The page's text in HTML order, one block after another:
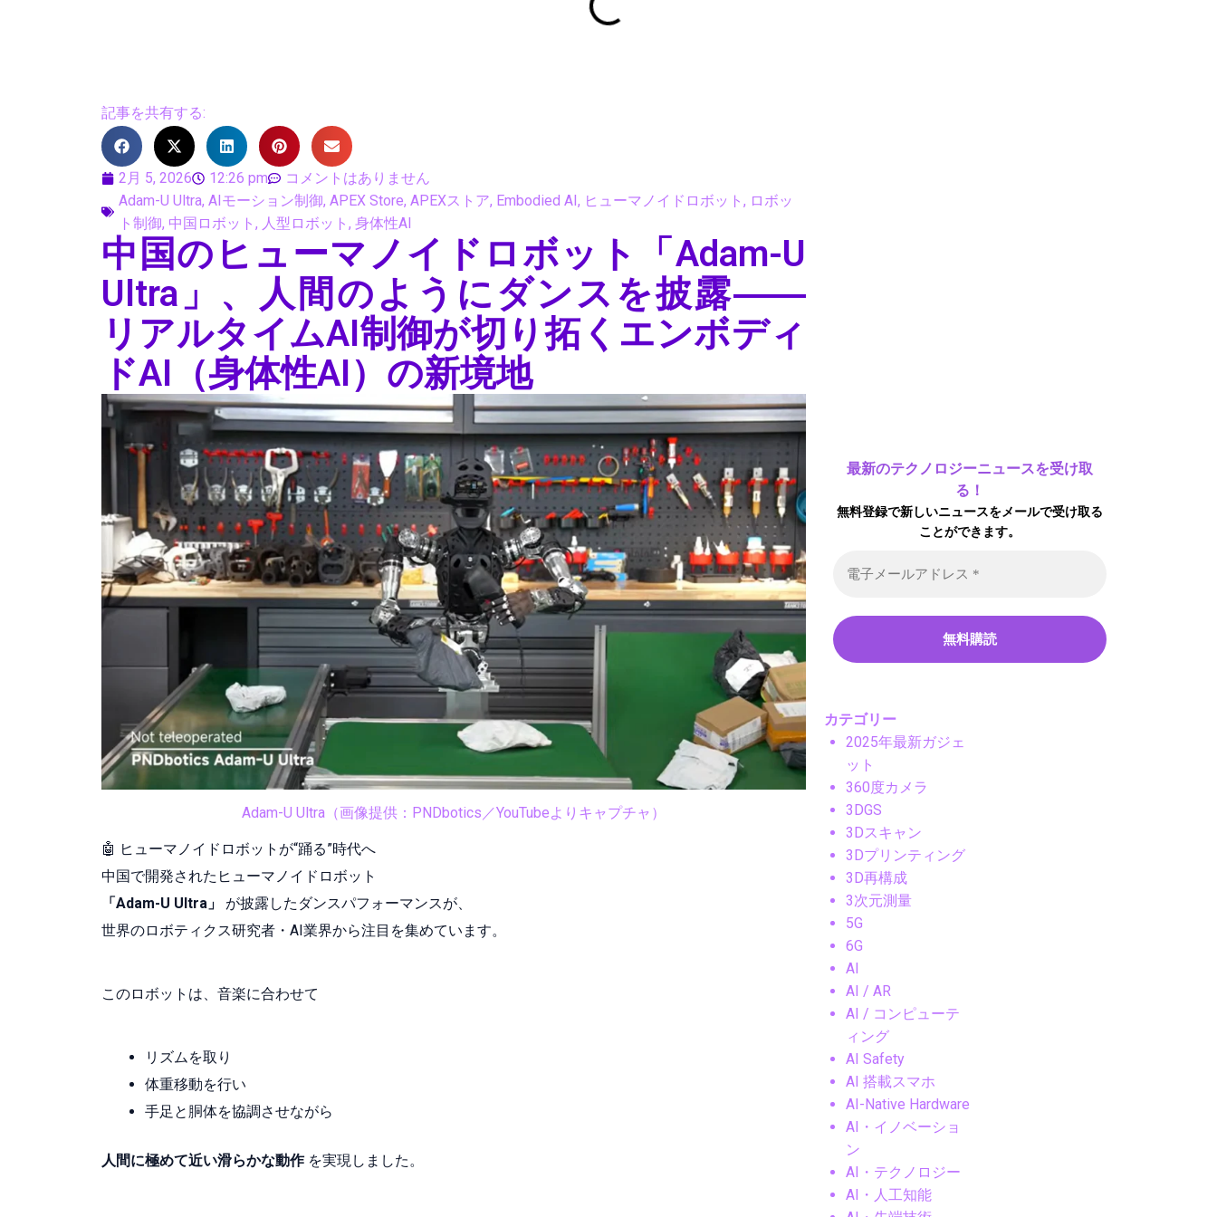
記事を共有する:
2月 5, 2026 12:26 pm
コメントはありません
Adam-U Ultra, AIモーション制御, APEX Store, APEXストア, Embodied AI, ヒューマノイドロボット , ロボッ
ト制御, 中国ロボット , 人型ロボット , 身体性AI
中国のヒューマノイドロボット「Adam-U
Ultra」、人間のようにダンスを披露――
リアルタイムAI制御が切り拓くエンボディ
ドAI（身体性AI）の新境地
Adam-U Ultra（画像提供：PNDbotics／YouTubeよりキャプチャ）
🤖 ヒューマノイドロボットが“踊る”時代へ
中国で開発されたヒューマノイドロボット
「Adam-U Ultra」
が披露したダンスパフォーマンスが、
世界のロボティクス研究者・AI業界から注目を集めています。
このロボットは、音楽に合わせて
リズムを取り
体重移動を行い
手足と胴体を協調させながら
人間に極めて近い滑らかな動作を実現しました。
最新のテクノロジーニュースを受け取
る！
無料登録で新しいニュースをメールで受け取る
ことができます。
カテゴリー
2025年最新ガジェ
ット
360度カメラ
3DGS
3Dスキャン
3Dプリンティング
3D再構成
3次元測量
5G
6G
AI
AI / AR
AI / コンピューテ
ィング
AI Safety
AI 搭載スマホ
AI-Native Hardware
AI・イノベーショ
ン
AI・テクノロジー
AI・人工知能